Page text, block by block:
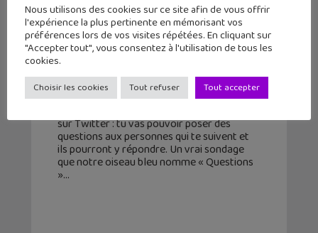
Les mini-sondages disponibles sur
Twitter ! Voici comment faire.
27 octobre 2015
sur Twitter : tu vas pouvoir poser des
questions aux personnes qui te suivent et
ils pourront y répondre. Un vrai sondage
que notre oiseau bleu nomme « Questions
»
Nous utilisons des cookies sur ce site afin de vous offrir
l'expérience la plus pertinente en mémorisant vos
préférences lors de vos visites répétées. En cliquant sur
"Accepter tout", vous consentez à l'utilisation de tous les
cookies.
Choisir les cookies Tout refuser Tout accepter